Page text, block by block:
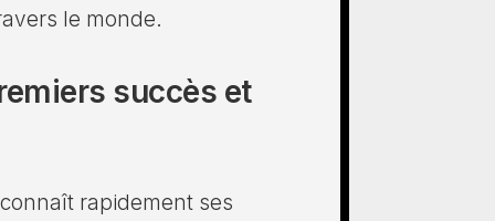
le monde.
succès et
rapidement ses